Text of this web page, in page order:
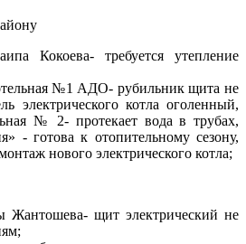
Кокоева- требуется утепление
№1 АДО- рубильник щита не
электрического котла оголенный,
№ 2- протекает вода в трубах,
- готова к отопительному сезону,
нового электрического котла;
щит электрический не